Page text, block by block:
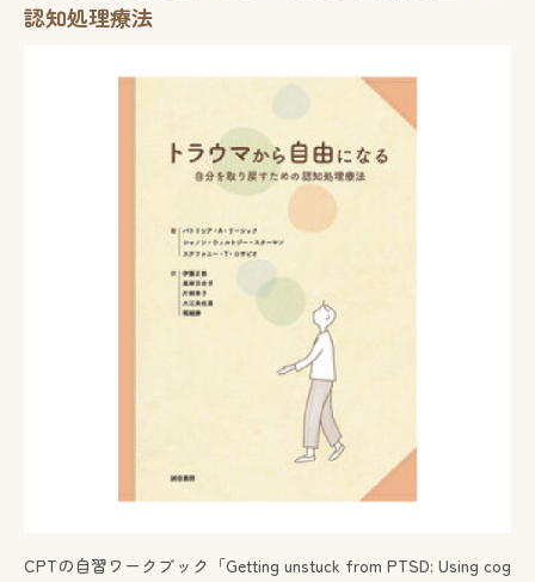
認知処理療法
CPTの自習ワークブック「Getting unstuck from PTSD: Using cog